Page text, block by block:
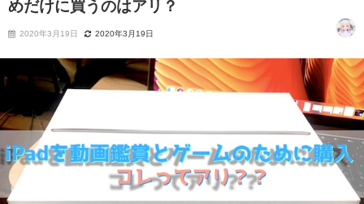
めだけに買うのはアリ？
2020年3月19日 2020年3月19日